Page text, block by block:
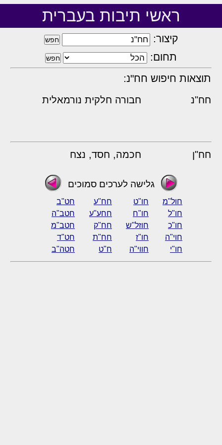
ראשי תיבות בעברית
קיצור:
תחום:
תוצאות חיפוש חח"נ:
חח"נ חבורה חלקית נורמאלית
חח"ן חכמה, חסד, נצח
גלישה לערכים סמוכים
חול"מ חו"ט חח"ע
חט"ב
חו"ל
חו"ח חחע"ע
חטב"ה
חו"כ
חוזל"ש חח"ק
חטב"מ
חוי"ה
חו"ז חח"ת
חט"ד
חו"י
חווי"ה ח"ט חטה"ב